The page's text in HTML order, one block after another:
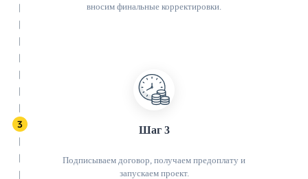
вносим финальные корректировки.
Шаг 3
Подписываем договор, получаем предоплату и
запускаем проект.